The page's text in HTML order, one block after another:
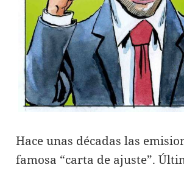
Hace unas décadas las
famosa “carta de ajuste”.